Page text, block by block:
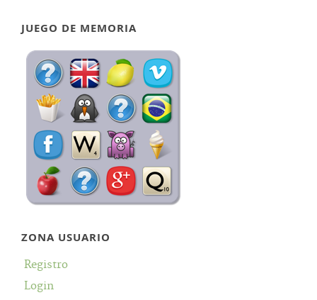
JUEGO DE MEMORIA
ZONA USUARIO
Registro
Login